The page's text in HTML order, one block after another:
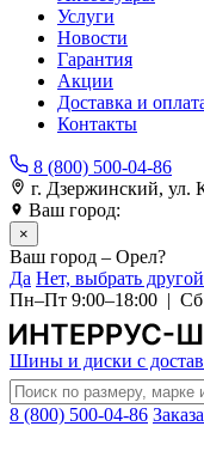
Услуги
Новости
Гарантия
Акции
Доставка и
Контакты
8 (800) 500-04-86
г. Дзержинский, ул.
Ваш город:
×
Ваш город – Орел?
Да Нет, выбрать другой
Пн–Пт 9:00–18:00 | Сб
Шины и диски с
8 (800) 500-04-86